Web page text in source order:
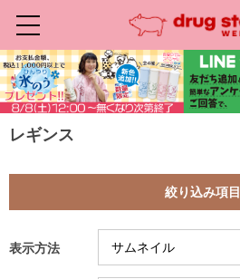
レギンス
絞り込み項目
表示方法